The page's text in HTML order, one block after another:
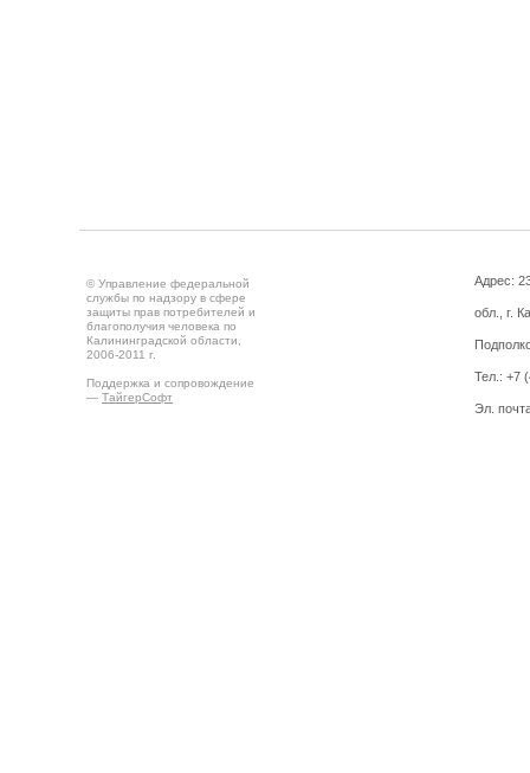
© Управление федеральной
службы по надзору в сфере
защиты прав потребителей и
благополучия человека по
Калининградской области,
2006-2011 г.
Поддержка и сопровождение
— ТайгерСофт
Адрес:
обл., г.
Тел.: +7
Эл.